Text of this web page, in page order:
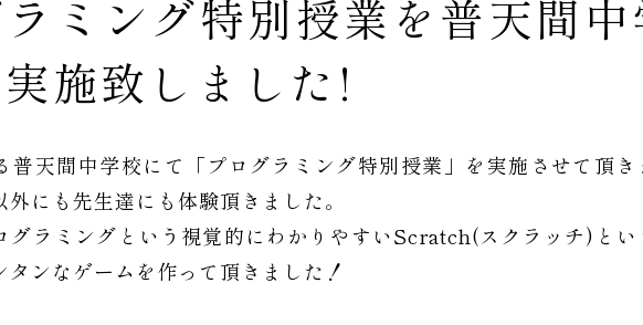
ミング特別授業を普天間
施致しました!
普天間中学校にて「プログラミング特別授業」を実施させて頂き
にも先生達にも体験頂きました。
グラミングという視覚的にわかりやすいScratch(スクラッチ)とい
タンなゲームを作って頂きました！